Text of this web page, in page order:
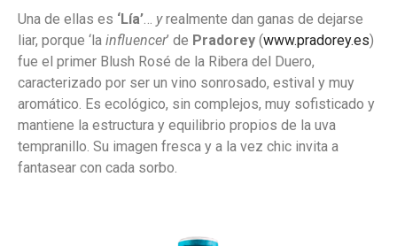
Una de ellas es ‘Lía’ yrealmente dan ganas de dejarse
liar, porque ‘la influencer’ de Pradorey (www.pradorey.es)
fue el primer Blush Rosé de la Ribera del Duero,
caracterizado por ser un vino sonrosado, estival y muy
aromático. Es ecológico, sin complejos, muy sofisticado y
mantiene la estructura y equilibrio propios de la uva
tempranillo. Su imagen fresca y a la vez chic invita a
fantasear con cada sorbo.